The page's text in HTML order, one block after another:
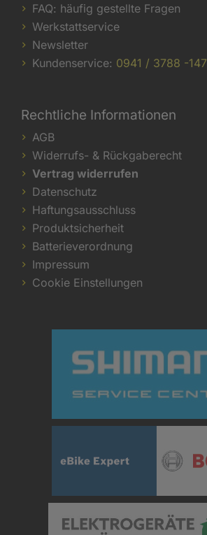
FAQ: häufig gestellte Fragen
Werkstattservice
Newsletter
Kundenservice: 0941 / 3788 -147
Rechtliche Informationen
AGB
Widerrufs- & Rückgaberecht
Vertrag widerrufen
Datenschutz
Haftungsausschluss
Produktsicherheit
Batterieverordnung
Impressum
Cookie Einstellungen